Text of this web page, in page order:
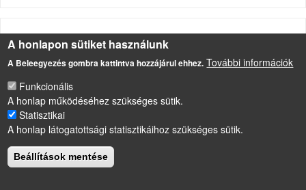
LÁBLÉC
Impresszum
Sütikezelési szabályzat
Drupal alapú webhely
A honlapon sütiket használunk
A Beleegyezés gombra kattintva hozzájárul ehhez. További információk
Funkcionális
A honlap működéséhez szükséges sütik.
Statisztikai
A honlap látogatottsági statisztikáihoz szükséges sütik.
Beállítások mentése